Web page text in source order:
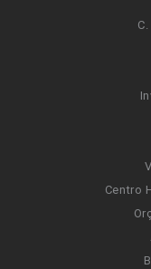
Centro